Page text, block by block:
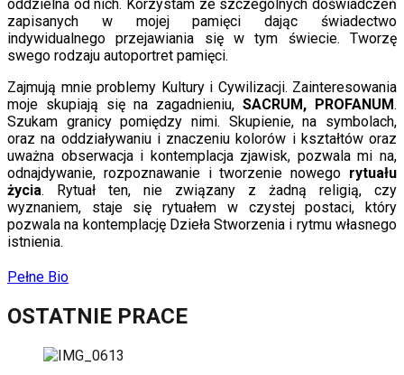
oddzielna od nich. Korzystam ze szczególnych doświadczeń
zapisanych w mojej pamięci dając świadectwo
indywidualnego przejawiania się w tym świecie. Tworzę
swego rodzaju autoportret pamięci.
Zajmują mnie problemy Kultury i Cywilizacji. Zainteresowania
moje skupiają się na zagadnieniu, SACRUM, PROFANUM.
Szukam granicy pomiędzy nimi. Skupienie, na symbolach,
oraz na oddziaływaniu i znaczeniu kolorów i kształtów oraz
uważna obserwacja i kontemplacja zjawisk, pozwala mi na,
odnajdywanie, rozpoznawanie i tworzenie nowego rytuału
życia. Rytuał ten, nie związany z żadną religią, czy
wyznaniem, staje się rytuałem w czystej postaci, który
pozwala na kontemplację Dzieła Stworzenia i rytmu własnego
istnienia.
Pełne Bio
OSTATNIE PRACE